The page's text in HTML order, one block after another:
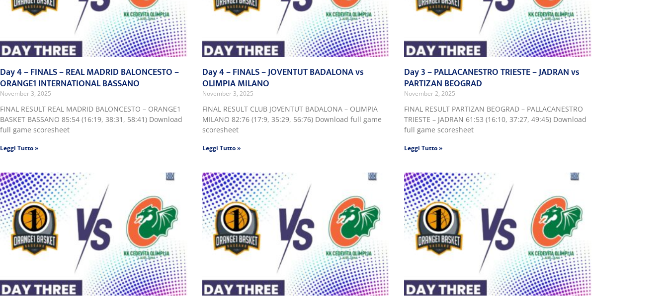
Day 4 – FINALS – REAL MADRID BALONCESTO –
ORANGE1 INTERNATIONAL BASSANO
November 3, 2025
FINAL RESULT REAL MADRID BALONCESTO – ORANGE1
BASKET BASSANO 85:54 (16:19, 38:31, 58:41) Download
full game scoresheet
Leggi Tutto »
Day 4 – FINALS – JOVENTUT BADALONA vs
OLIMPIA MILANO
November 3, 2025
FINAL RESULT CLUB JOVENTUT BADALONA – OLIMPIA
MILANO 82:76 (17:9, 35:29, 56:76) Download full game
scoresheet
Leggi Tutto »
Day 3 – PALLACANESTRO TRIESTE – JADRAN vs
PARTIZAN BEOGRAD
November 2, 2025
FINAL RESULT PARTIZAN BEOGRAD – PALLACANESTRO
TRIESTE – JADRAN 61:53 (16:10, 37:27, 49:45) Download
full game scoresheet
Leggi Tutto »